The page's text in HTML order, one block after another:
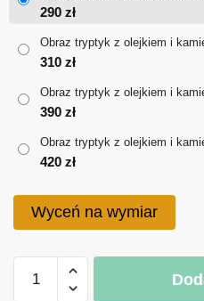
290
290 zł
Obraz tryptyk z olejkiem i
310 zł
Obraz tryptyk z olejkiem i
390 zł
Obraz tryptyk z olejkiem i
420 zł
Wyceń na wymiar
Obraz